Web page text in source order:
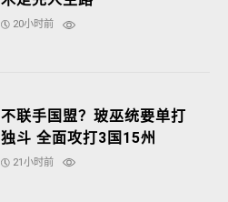
20小时前
不联手国盟？玻巫统要单打
独斗 全面攻打3国15州
21小时前